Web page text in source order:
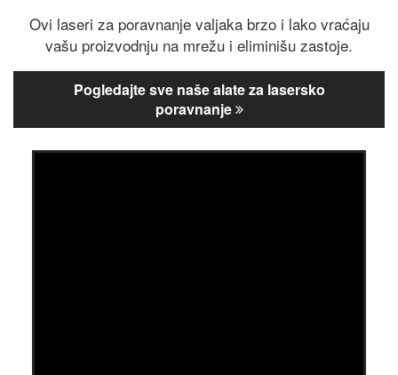
Ovi laseri za poravnanje valjaka brzo i lako vraćaju
vašu proizvodnju na mrežu i eliminišu zastoje.
Pogledajte sve naše alate za lasersko
poravnanje